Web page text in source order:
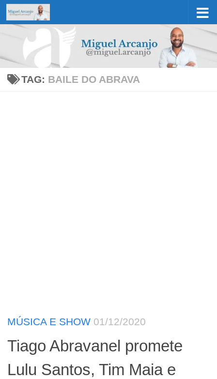
Skip to content
TAG: BAILE DO ABRAVA
MÚSICA E SHOW 01/12/2020
Tiago Abravanel promete
Lulu Santos, Tim Maia e